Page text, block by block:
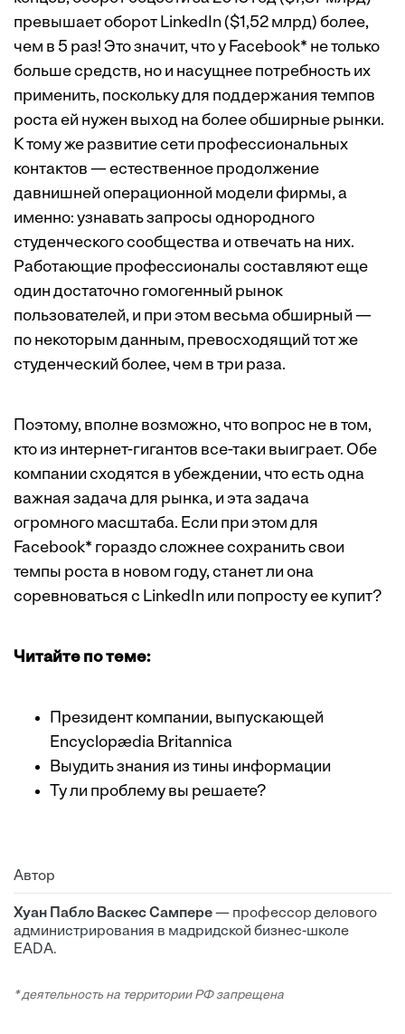
превышает оборот LinkedIn ($1,52 млрд) более,
чем в 5 раз! Это значит, что у Facebook* не только
больше средств, но и насущнее потребность их
применить, поскольку для поддержания темпов
роста ей нужен выход на более обширные рынки.
К тому же развитие сети профессиональных
контактов — естественное продолжение
давнишней операционной модели фирмы, а
именно: узнавать запросы однородного
студенческого сообщества и отвечать на них.
Работающие профессионалы составляют еще
один достаточно гомогенный рынок
пользователей, и при этом весьма обширный —
по некоторым данным, превосходящий тот же
студенческий более, чем в три раза.
Поэтому, вполне возможно, что вопрос не в том,
кто из интернет-гигантов все-таки выиграет. Обе
компании сходятся в убеждении, что есть одна
важная задача для рынка, и эта задача
огромного масштаба. Если при этом для
Facebook* гораздо сложнее сохранить свои
темпы роста в новом году, станет ли она
соревноваться с LinkedIn или попросту ее купит?
Читайте по теме:
Президент компании, выпускающей
Encyclopædia Britannica
Выудить знания из тины информации
Ту ли проблему вы решаете?
Автор
Хуан Пабло Васкес Сампере— профессор делового
администрирования в мадридской бизнес-школе
EADA.
* деятельность на территории РФ запрещена